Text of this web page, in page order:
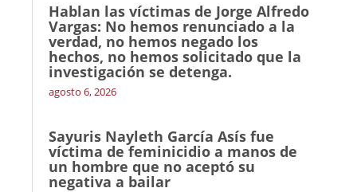
Hablan las víctimas de Jorge Alfredo
Vargas: No hemos renunciado a la
verdad, no hemos negado los
hechos, no hemos solicitado que la
investigación se detenga.
agosto 6, 2026
Sayuris Nayleth García Asís fue
víctima de feminicidio a manos de
un hombre que no aceptó su
negativa a bailar